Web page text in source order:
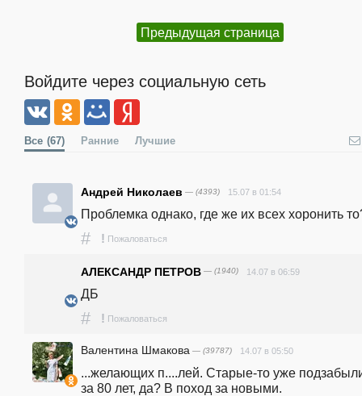
Предыдущая страница
Войдите через социальную сеть
Все (67) Ранние Лучшие
Андрей Николаев — (4393) 15.07 в 01:54
Проблемка однако, где же их всех хоронить
# ! Пожаловаться
АЛЕКСАНДР ПЕТРОВ — (1940) 14.07 в 06:59
ДБ
# ! Пожаловаться
Валентина Шмакова — (39787) 14.07 в 05:50
...желающих п....лей. Старые-то уже
за 80 лет, да? В поход за новыми.